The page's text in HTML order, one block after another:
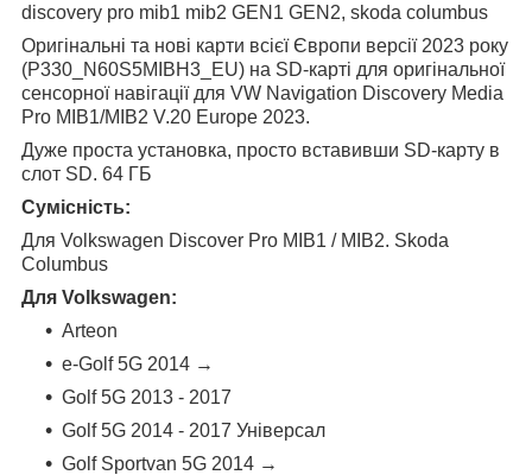
discovery pro mib1 mib2 GEN1 GEN2, skoda columbus
Оригінальні та нові карти всієї Європи версії 2023 року
(P330_N60S5MIBH3_EU) на SD-карті для оригінальної
сенсорної навігації для VW Navigation Discovery Media
Pro MIB1/MIB2 V.20 Europe 2023.
Дуже проста установка, просто вставивши SD-карту в
слот SD. 64 ГБ
Сумісність:
Для Volkswagen Discover Pro MIB1 / MIB2. Skoda
Columbus
Для Volkswagen:
Arteon
e-Golf 5G 2014 →
Golf 5G 2013 - 2017
Golf 5G 2014 - 2017 Універсал
Golf Sportvan 5G 2014 →